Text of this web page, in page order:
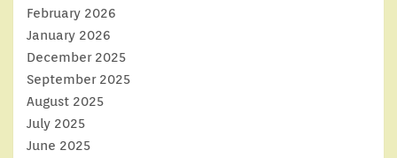
February 2026
January 2026
December 2025
September 2025
August 2025
July 2025
June 2025